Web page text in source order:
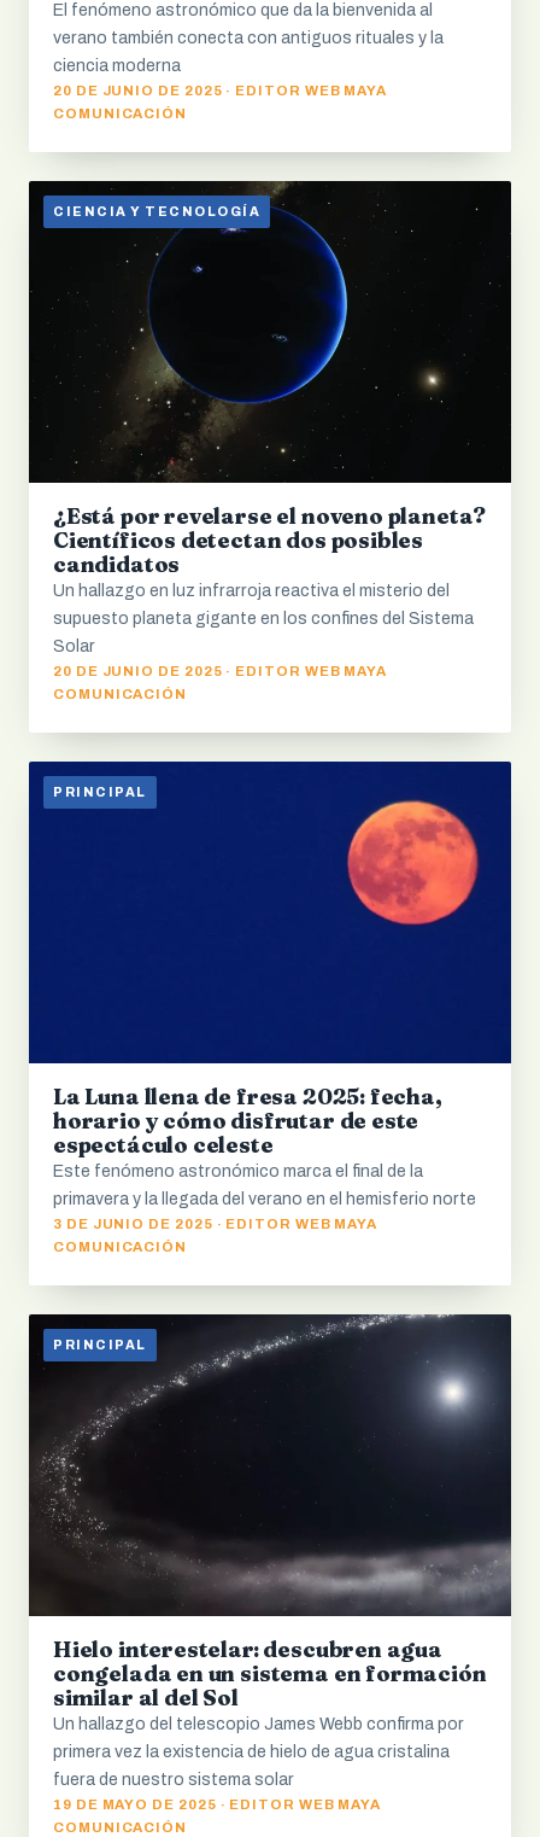
El fenómeno astronómico que da la bienvenida al
verano también conecta con antiguos rituales y la
ciencia moderna
20 DE JUNIO DE 2025 · EDITOR WEB MAYA
COMUNICACIÓN
CIENCIA Y TECNOLOGÍA
¿Está por revelarse el noveno planeta?
Científicos detectan dos posibles
candidatos
Un hallazgo en luz infrarroja reactiva el misterio del
supuesto planeta gigante en los confines del Sistema
Solar
20 DE JUNIO DE 2025 · EDITOR WEB MAYA
COMUNICACIÓN
PRINCIPAL
La Luna llena de fresa 2025: fecha,
horario y cómo disfrutar de este
espectáculo celeste
Este fenómeno astronómico marca el final de la
primavera y la llegada del verano en el hemisferio norte
3 DE JUNIO DE 2025 · EDITOR WEB MAYA
COMUNICACIÓN
PRINCIPAL
Hielo interestelar: descubren agua
congelada en un sistema en formación
similar al del Sol
Un hallazgo del telescopio James Webb confirma por
primera vez la existencia de hielo de agua cristalina
fuera de nuestro sistema solar
19 DE MAYO DE 2025 · EDITOR WEB MAYA
COMUNICACIÓN